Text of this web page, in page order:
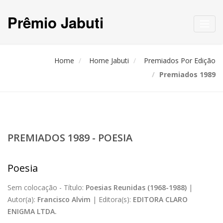
Prêmio Jabuti
Home Home Jabuti
Premiados Por Edição
Premiados 1989
PREMIADOS 1989 - POESIA
Poesia
Sem colocação - Título: Poesias Reunidas (1968-1988) |
Autor(a): Francisco Alvim | Editora(s): EDITORA CLARO
ENIGMA LTDA.